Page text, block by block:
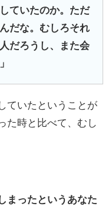
ていたのか。ただ
だな。むしろそれ
だろうし、また会
ていたということが
た時と比べて、むし
まったというあなた